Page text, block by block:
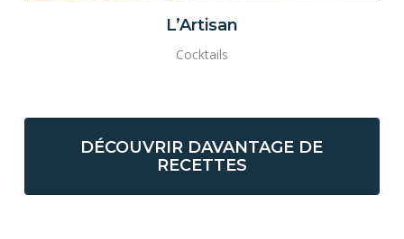
L’Artisan
Cocktails
DÉCOUVRIR DAVANTAGE DE
RECETTES